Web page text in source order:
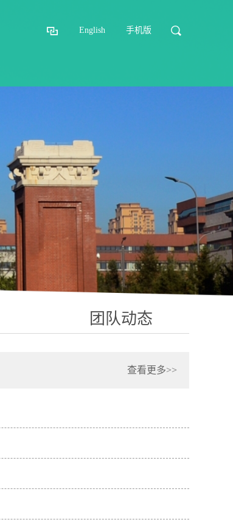
English 手机版
团队动态
查看更多>>